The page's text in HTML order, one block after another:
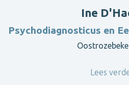
Ine
Psychodiagnosticus en
Lees